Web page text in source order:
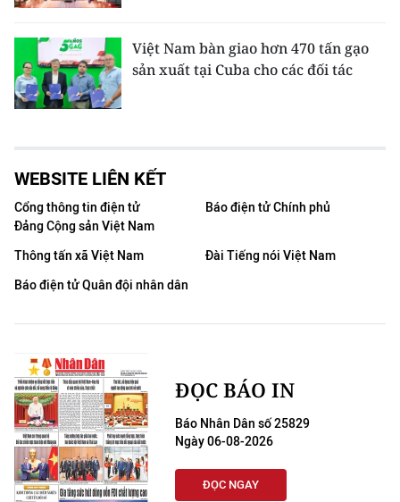
Việt Nam bàn giao hơn 470 tấn gạo
sản xuất tại Cuba cho các đối tác
WEBSITE LIÊN KẾT
Cổng thông tin điện tử
Đảng Cộng sản Việt Nam
Báo điện tử Chính phủ
Thông tấn xã Việt Nam
Đài Tiếng nói Việt Nam
Báo điện tử Quân đội nhân dân
ĐỌC BÁO IN
Báo Nhân Dân số 25829
Ngày 06-08-2026
ĐỌC NGAY